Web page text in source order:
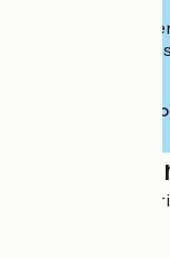
Cet
leur site pour
2 Rue de la